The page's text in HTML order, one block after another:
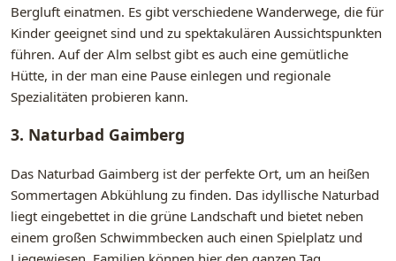
Bergluft einatmen. Es gibt verschiedene Wanderwege, die für
Kinder geeignet sind und zu spektakulären Aussichtspunkten
führen. Auf der Alm selbst gibt es auch eine gemütliche
Hütte, in der man eine Pause einlegen und regionale
Spezialitäten probieren kann.
3. Naturbad Gaimberg
Das Naturbad Gaimberg ist der perfekte Ort, um an heißen
Sommertagen Abkühlung zu finden. Das idyllische Naturbad
liegt eingebettet in die grüne Landschaft und bietet neben
einem großen Schwimmbecken auch einen Spielplatz und